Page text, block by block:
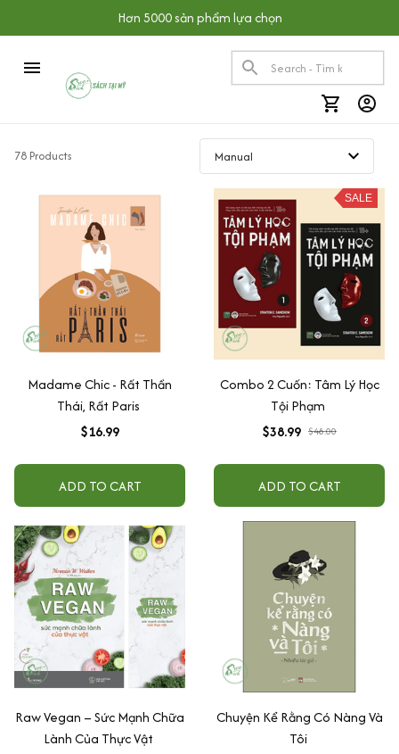
Hơn 5000 sản phẩm lựa chọn
78 Products
Madame Chic - Rất Thần
Thái, Rất Paris
$16.99
ADD TO CART
SALE
Combo 2 Cuốn: Tâm Lý Học
Tội Phạm
$38.99 $48.00
ADD TO CART
Raw Vegan – Sức Mạnh Chữa
Lành Của Thực Vật
Chuyện Kể Rằng Có Nàng Và
Tôi